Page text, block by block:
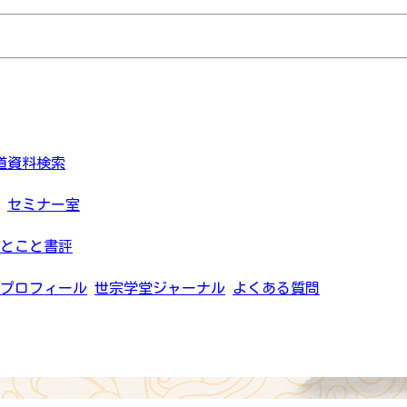
資料検索
セミナー室
こと書評
ロフィール 世宗学堂ジャーナル よくある質問